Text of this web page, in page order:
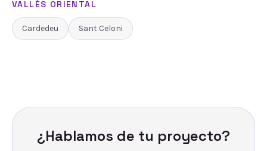
VALLÈS ORIENTAL
Cardedeu Sant Celoni
¿Hablamos de tu proyecto?